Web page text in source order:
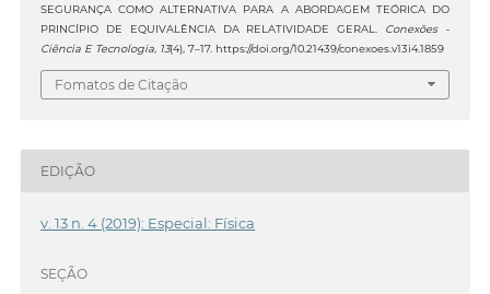
SEGURANÇA COMO ALTERNATIVA PARA A ABORDAGEM TEÓRICA DO
PRINCÍPIO DE EQUIVALÊNCIA DA RELATIVIDADE GERAL. Conexões -
Ciência E Tecnologia, 13(4), 7–17. https://doi.org/10.21439/conexoes.v13i4.1859
Fomatos de Citação
EDIÇÃO
v. 13 n. 4 (2019): Especial: Física
SEÇÃO